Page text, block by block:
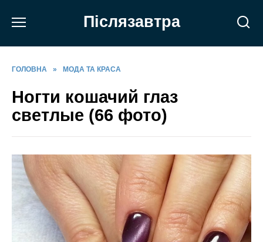
Післязавтра
ГОЛОВНА » МОДА ТА КРАСА
Ногти кошачий глаз
светлые (66 фото)